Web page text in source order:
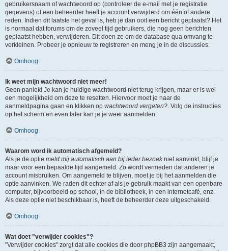
gebruikersnaam of wachtwoord op (controleer de e-mail met je registratie
gegevens) of een beheerder heeft je account verwijderd om één of andere
reden. Indien dit laatste het geval is, heb je dan ooit een bericht geplaatst? Het
is normaal dat forums om de zoveel tijd gebruikers, die nog geen berichten
geplaatst hebben, verwijderen. Dit doen ze om de database qua omvang te
verkleinen. Probeer je opnieuw te registreren en meng je in de discussies.
Omhoog
Ik weet mijn wachtwoord niet meer!
Geen paniek! Je kan je huidige wachtwoord niet terug krijgen, maar er is wel
een mogelijkheid om deze te resetten. Hiervoor moet je naar de
aanmeldpagina gaan en klikken op wachtwoord vergeten?. Volg de instructies
op het scherm en even later kan je je weer aanmelden.
Omhoog
Waarom word ik automatisch afgemeld?
Als je de optie meld mij automatisch aan bij ieder bezoekniet aanvinkt, blijf je
maar voor een bepaalde tijd aangemeld. Zo wordt vermeden dat anderen je
account misbruiken. Om aangemeld te blijven, moet je bij het aanmelden die
optie aanvinken. We raden dit echter af als je gebruik maakt van een openbare
computer, bijvoorbeeld op school, in de bibliotheek, in een internetcafé, enz.
Als deze optie niet beschikbaar is, heeft de beheerder deze uitgeschakeld.
Omhoog
Wat doet "verwijder cookies"?
"Verwijder cookies" zorgt dat alle cookies die door phpBB3 zijn aangemaakt,